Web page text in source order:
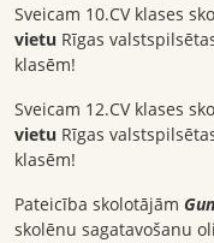
Sveicam 10.CV klases
vietu Rīgas
klasēm!
Sveicam 12.CV klases
vietu Rīgas
klasēm!
Pateicība skolotājām
skolēnu sagatavošanu